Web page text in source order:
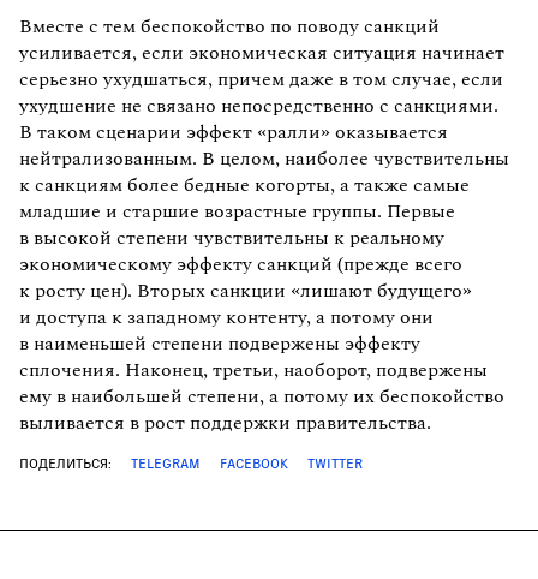
Вместе с тем беспокойство по поводу санкций
усиливается, если экономическая ситуация начинает
серьезно ухудшаться, причем даже в том случае, если
ухудшение не связано непосредственно с санкциями.
В таком сценарии эффект «ралли» оказывается
нейтрализованным. В целом, наиболее чувствительны
к санкциям более бедные когорты, а также самые
младшие и старшие возрастные группы. Первые
в высокой степени чувствительны к реальному
экономическому эффекту санкций (прежде всего
к росту цен). Вторых санкции «лишают будущего»
и доступа к западному контенту, а потому они
в наименьшей степени подвержены эффекту
сплочения. Наконец, третьи, наоборот, подвержены
ему в наибольшей степени, а потому их беспокойство
выливается в рост поддержки правительства.
ПОДЕЛИТЬСЯ: TELEGRAM FACEBOOK TWITTER